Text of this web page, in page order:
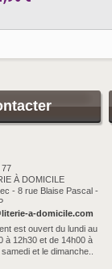
77
À DOMICILE
- 8 rue Blaise Pascal -
a-domicile.com
est ouvert du lundi au
à 12h30 et de 14h00 à
et le dimanche..